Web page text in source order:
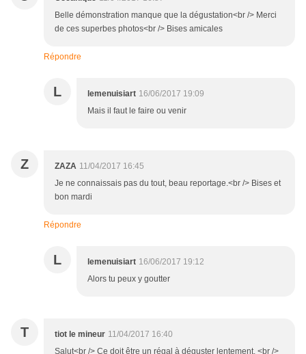
Belle démonstration manque que la dégustation<br /> Merci
de ces superbes photos<br /> Bises amicales
Répondre
L lemenuisiart 16/06/2017 19:09
Mais il faut le faire ou venir
Z ZAZA 11/04/2017 16:45
Je ne connaissais pas du tout, beau reportage.<br /> Bises et
bon mardi
Répondre
L lemenuisiart 16/06/2017 19:12
Alors tu peux y goutter
T tiot le mineur 11/04/2017 16:40
Salut<br /> Ce doit être un régal à déguster lentement. <br />